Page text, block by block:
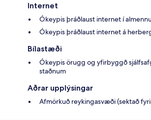
Internet
Ókeypis þráðlaust internet í
Ókeypis þráðlaust internet á
Bílastæði
Ókeypis örugg og yfirbyggð
staðnum
Aðrar upplýsingar
Afmörkuð reykingasvæði (sektað